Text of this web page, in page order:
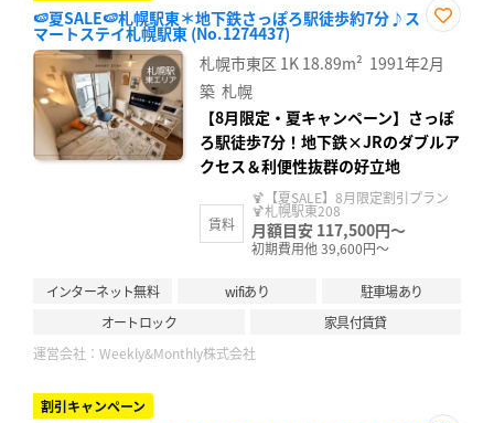
🍉夏SALE🍉札幌駅東＊地下鉄さっぽろ駅徒歩約7分♪ス
マートステイ札幌駅東 (No.1274437)
に入
り登
札幌市東区 1K 18.89m² 1991年2月
築 札幌
【8月限定・夏キャンペーン】さっぽ
ろ駅徒歩7分！地下鉄×JRのダブルア
クセス＆利便性抜群の好立地
賃料
🍹【夏SALE】8月限定割引プラン
🍹札幌駅東208
月額目安 117,500円～
初期費用他 39,600円～
インターネット無料 wifiあり
駐車場あり
オートロック
家具付賃貸
運営会社： Weekly&Monthly株式会社
割引キャンペーン